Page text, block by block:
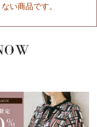
い商品です。